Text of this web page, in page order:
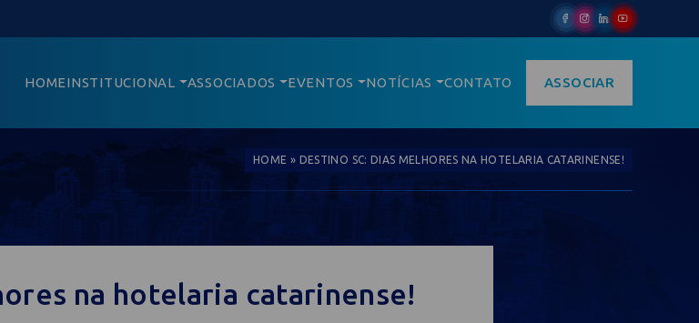
HOMEINSTITUCIONAL ASSOCIADOS EVENTOS NOTÍCIAS CONTATO ASSOCIAR
HOME » DESTINO SC: DIAS MELHORES NA HOTELARIA CATARINENSE!
na hotelaria catarinense!